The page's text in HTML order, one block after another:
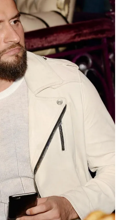
"ინოვაციები
FIFA-ს 2026 წლის